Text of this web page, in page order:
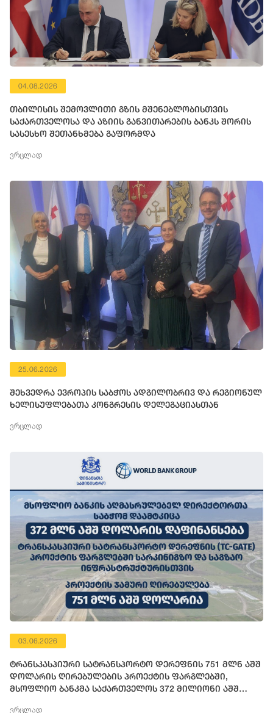
04.08.2026
თბილისის შემოვლითი გზის მშენებლობისთვის
საქართველოსა და აზიის განვითარების ბანკს შორის
სასესხო შეთანხმება გაფორმდა
ვრცლად
25.06.2026
შეხვედრა ევროპის საბჭოს ადგილობრივ და რეგიონულ
ხელისუფლებათა კონგრესის დელეგაციასთან
ვრცლად
03.06.2026
ტრანსკასპიური სატრანსპორტო დერეფნის 751 მლნ აშშ
დოლარის ღირებულების პროექტის ფარგლებში,
მსოფლიო ბანკმა საქართველოს 372 მილიონი აშშ
ვრცლად